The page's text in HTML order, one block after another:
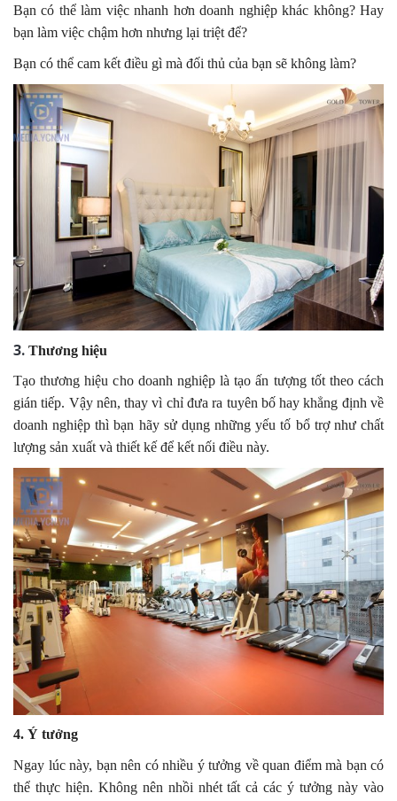
Bạn có thể làm việc nhanh hơn doanh nghiệp khác không? Hay
bạn làm việc chậm hơn nhưng lại triệt để?
Bạn có thể cam kết điều gì mà đối thủ của bạn sẽ không làm?
3. Thương hiệu
Tạo thương hiệu cho doanh nghiệp là tạo ấn tượng tốt theo cách
gián tiếp. Vậy nên, thay vì chỉ đưa ra tuyên bố hay khẳng định về
doanh nghiệp thì bạn hãy sử dụng những yếu tố bổ trợ như chất
lượng sản xuất và thiết kế để kết nối điều này.
4. Ý tưởng
Ngay lúc này, bạn nên có nhiều ý tưởng về quan điểm mà bạn có
thể thực hiện. Không nên nhồi nhét tất cả các ý tưởng này vào